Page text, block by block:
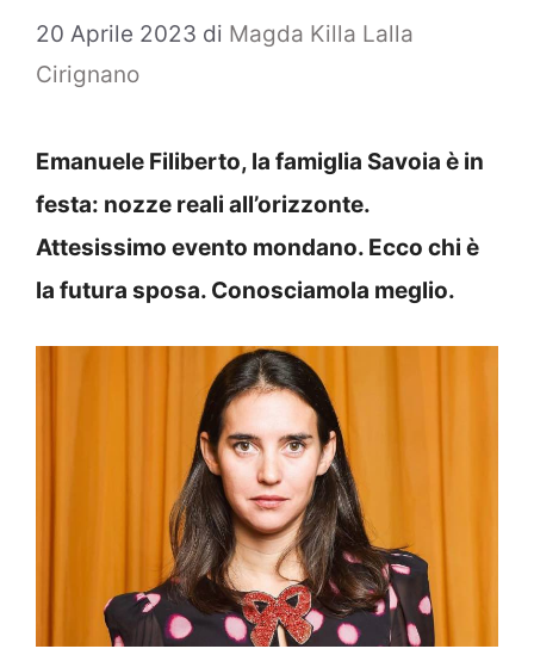
20 Aprile 2023 di Magda Killa Lalla
Cirignano
Emanuele Filiberto, la famiglia Savoia è in
festa: nozze reali all’orizzonte.
Attesissimo evento mondano. Ecco chi è
la futura sposa. Conosciamola meglio.